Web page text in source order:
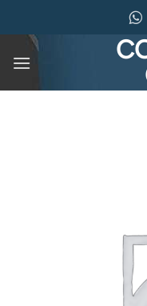
contenido